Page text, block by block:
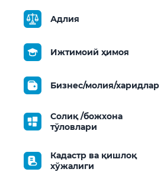
Адлия
Ижтимоий ҳимоя
Бизнес/молия/харидлар
Солиқ /божхона
тўловлари
Кадастр ва қишлоқ
хўжалиги